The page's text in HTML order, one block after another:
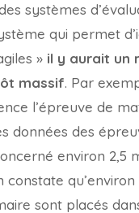
systèmes
qui permet
» il y aurait un
massif. Par
l’épreuve de
données des
environ 2,5
constate qu’environ
sont placés